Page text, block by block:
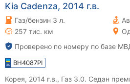
Kia Cadenza, 2014 г.в.
Газ/бензин 3 л.
257 тис. км
Проверено по номеру по базе
BH4087PI
Корея, 2014 г.в., Газ 3.0. Седан